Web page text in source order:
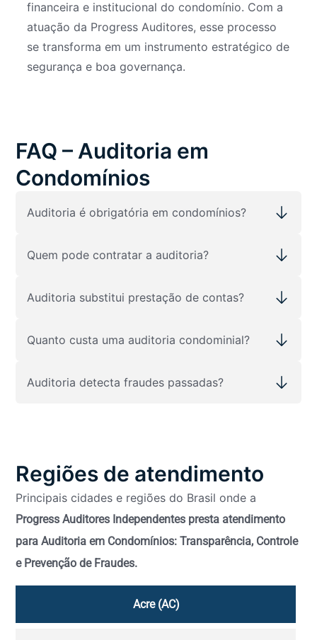
financeira e institucional do condomínio. Com a
atuação da Progress Auditores, esse processo
se transforma em um instrumento estratégico de
segurança e boa governança.
FAQ – Auditoria em
Condomínios
Auditoria é obrigatória em condomínios?
Quem pode contratar a auditoria?
Auditoria substitui prestação de contas?
Quanto custa uma auditoria condominial?
Auditoria detecta fraudes passadas?
Regiões de atendimento
Principais cidades e regiões do Brasil onde a
Progress Auditores Independentes presta atendimento
para Auditoria em Condomínios: Transparência, Controle
e Prevenção de Fraudes.
Acre (AC)